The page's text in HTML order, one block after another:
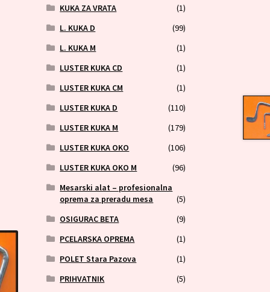
KUKA ZA VRATA
(1)
L. KUKA D
(99)
L. KUKA M
(1)
LUSTER KUKA CD
(1)
LUSTER KUKA CM
(1)
LUSTER KUKA D
(110)
LUSTER KUKA M
(179)
LUSTER KUKA OKO
(106)
LUSTER KUKA OKO M
(96)
Mesarski alat – profesionalna
oprema za preradu mesa
(5)
OSIGURAC BETA
(9)
PCELARSKA OPREMA
(1)
POLET Stara Pazova
(1)
PRIHVATNIK
(5)